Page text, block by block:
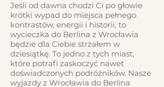
Jeśli od dawna chodzi Ci po głowie
krótki wypad do miejsca pełnego
kontrastów, energii i historii, to
wycieczka do Berlina z Wrocławia
będzie dla Ciebie strzałem w
dziesiątkę. To jedno z tych miast,
które potrafi zaskoczyć nawet
doświadczonych podróżników. Nasze
wyjazdy z Wrocławia do Berlina